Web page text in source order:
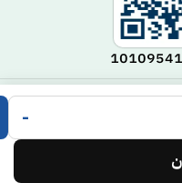
مكيف© 2025.
-